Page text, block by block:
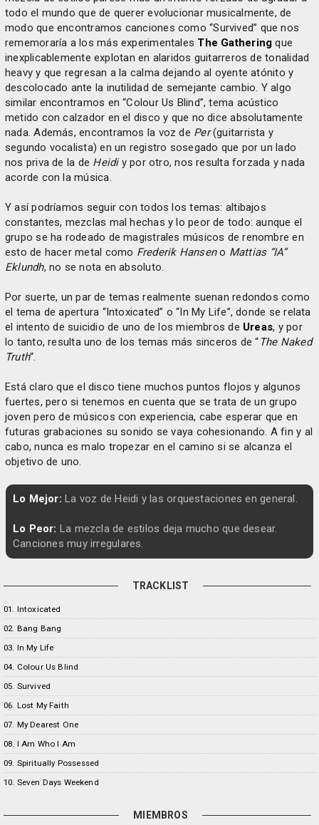
todo el mundo que de querer evolucionar musicalmente, de
modo que encontramos canciones como “Survived” que nos
rememoraría a los más experimentales The Gathering que
inexplicablemente explotan en alaridos guitarreros de tonalidad
heavy y que regresan a la calma dejando al oyente atónito y
descolocado ante la inutilidad de semejante cambio. Y algo
similar encontramos en “Colour Us Blind”, tema acústico
metido con calzador en el disco y que no dice absolutamente
nada. Además, encontramos la voz de Per(guitarrista y
segundo vocalista) en un registro sosegado que por un lado
nos priva de la de Heidiy por otro, nos resulta forzada y nada
acorde con la música.
Y así podríamos seguir con todos los temas: altibajos
constantes, mezclas mal hechas y lo peor de todo: aunque el
grupo se ha rodeado de magistrales músicos de renombre en
esto de hacer metal como Frederik Hanseno Mattias “IA”
Eklundh, no se nota en absoluto.
Por suerte, un par de temas realmente suenan redondos como
el tema de apertura “Intoxicated” o “In My Life”, donde se relata
el intento de suicidio de uno de los miembros de Ureas, y por
lo tanto, resulta uno de los temas más sinceros de “ The Naked
Truth“.
Está claro que el disco tiene muchos puntos flojos y algunos
fuertes, pero si tenemos en cuenta que se trata de un grupo
joven pero de músicos con experiencia, cabe esperar que en
futuras grabaciones su sonido se vaya cohesionando. A fin y al
cabo, nunca es malo tropezar en el camino si se alcanza el
objetivo de uno.
Lo Mejor: La voz de Heidi y las orquestaciones en general.
Lo Peor: La mezcla de estilos deja mucho que desear.
Canciones muy irregulares.
TRACKLIST
01. Intoxicated
02. Bang Bang
03. In My Life
04. Colour Us Blind
05. Survived
06. Lost My Faith
07. My Dearest One
08. I Am Who I Am
09. Spiritually Possessed
10. Seven Days Weekend
MIEMBROS